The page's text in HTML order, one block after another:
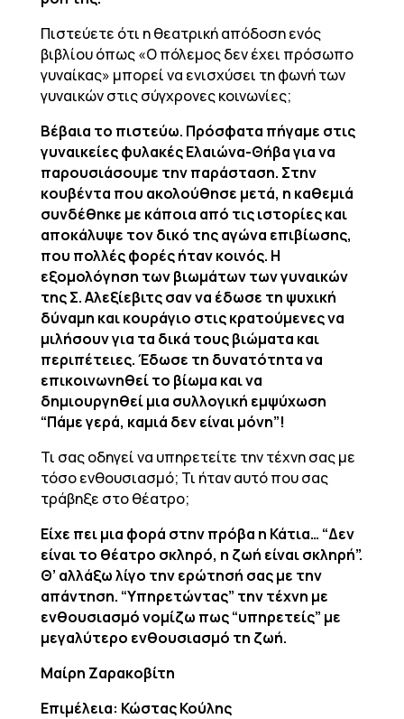
Πιστεύετε ότι η θεατρική απόδοση ενός
βιβλίου όπως «Ο πόλεμος δεν έχει πρόσωπο
γυναίκας» μπορεί να ενισχύσει τη φωνή των
γυναικών στις σύγχρονες κοινωνίες;
Βέβαια το πιστεύω. Πρόσφατα πήγαμε στις
γυναικείες φυλακές Ελαιώνα-Θήβα για να
παρουσιάσουμε την παράσταση. Στην
κουβέντα που ακολούθησε μετά, η καθεμιά
συνδέθηκε με κάποια από τις ιστορίες και
αποκάλυψε τον δικό της αγώνα επιβίωσης,
που πολλές φορές ήταν κοινός. Η
εξομολόγηση των βιωμάτων των γυναικών
της Σ. Αλεξίεβιτς σαν να έδωσε τη ψυχική
δύναμη και κουράγιο στις κρατούμενες να
μιλήσουν για τα δικά τους βιώματα και
περιπέτειες. Έδωσε τη δυνατότητα να
επικοινωνηθεί το βίωμα και να
δημιουργηθεί μια συλλογική εμψύχωση
“Πάμε γερά, καμιά δεν είναι μόνη”!
Τι σας οδηγεί να υπηρετείτε την τέχνη σας με
τόσο ενθουσιασμό; Τι ήταν αυτό που σας
τράβηξε στο θέατρο;
Είχε πει μια φορά στην πρόβα η Κάτια… “Δεν
είναι το θέατρο σκληρό, η ζωή είναι σκληρή”.
Θ’ αλλάξω λίγο την ερώτησή σας με την
απάντηση. “Υπηρετώντας” την τέχνη με
ενθουσιασμό νομίζω πως “υπηρετείς” με
μεγαλύτερο ενθουσιασμό τη ζωή.
Μαίρη Ζαρακοβίτη
Επιμέλεια: Κώστας Κούλης